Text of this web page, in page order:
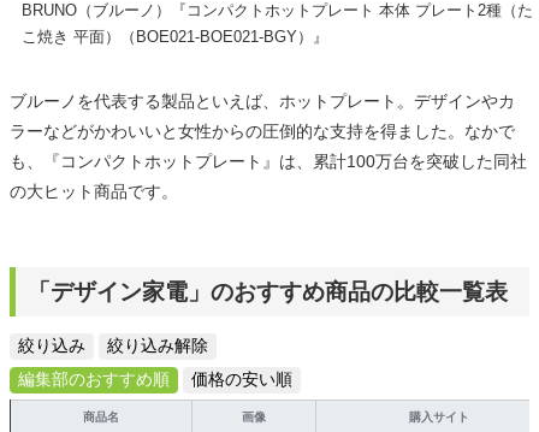
BRUNO（ブルーノ）『コンパクトホットプレート 本体 プレート2種（た
こ焼き 平面）（BOE021-BOE021-BGY）』
ブルーノを代表する製品といえば、ホットプレート。デザインやカ
ラーなどがかわいいと女性からの圧倒的な支持を得ました。なかで
も、『コンパクトホットプレート』は、累計100万台を突破した同社
の大ヒット商品です。
「デザイン家電」のおすすめ商品の比較一覧表
絞り込み
絞り込み解除
編集部のおすすめ順
価格の安い順
商品名 画像 購入サイト